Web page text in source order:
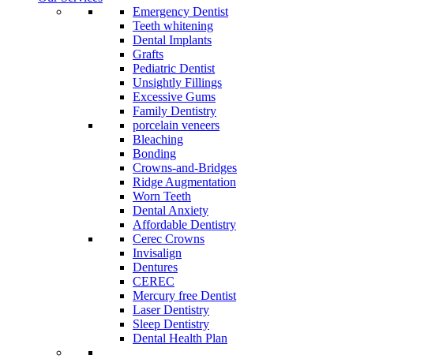
Emergency Dentist
Teeth whitening
Dental Implants
Grafts
Pediatric Dentist
Unsightly Fillings
Excessive Gums
Family Dentistry
porcelain veneers
Bleaching
Bonding
Crowns-and-Bridges
Ridge Augmentation
Worn Teeth
Dental Anxiety
Affordable Dentistry
Cerec Crowns
Invisalign
Dentures
CEREC
Mercury free Dentist
Laser Dentistry
Sleep Dentistry
Dental Health Plan